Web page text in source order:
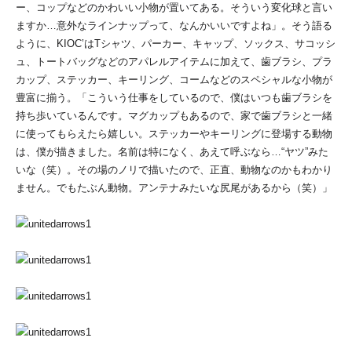
ー、コップなどのかわいい小物が置いてある。そういう変化球と言い
ますか…意外なラインナップって、なんかいいですよね」。そう語る
ように、KIOC’はTシャツ、パーカー、キャップ、ソックス、サコッシ
ュ、トートバッグなどのアパレルアイテムに加えて、歯ブラシ、プラ
カップ、ステッカー、キーリング、コームなどのスペシャルな小物が
豊富に揃う。「こういう仕事をしているので、僕はいつも歯ブラシを
持ち歩いているんです。マグカップもあるので、家で歯ブラシと一緒
に使ってもらえたら嬉しい。ステッカーやキーリングに登場する動物
は、僕が描きました。名前は特になく、あえて呼ぶなら…“ヤツ”みた
いな（笑）。その場のノリで描いたので、正直、動物なのかもわかり
ません。でもたぶん動物。アンテナみたいな尻尾があるから（笑）」